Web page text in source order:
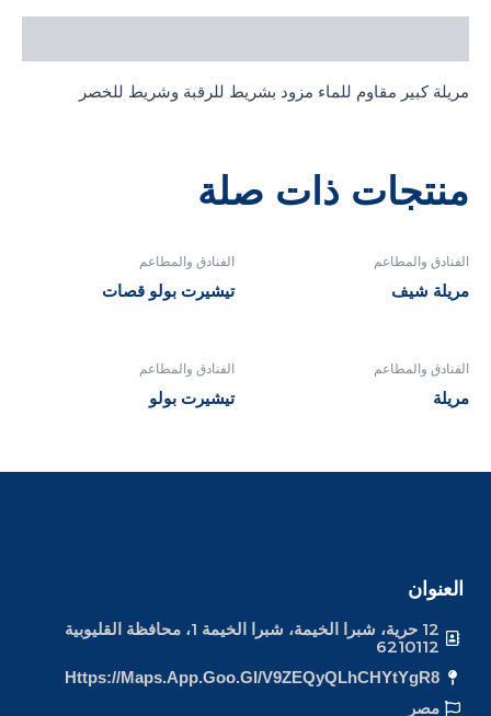
مريلة كبير مقاوم للماء مزود بشريط للرقبة وشريط للخصر
منتجات ذات صلة
الفنادق والمطاعم
مريلة شيف
الفنادق والمطاعم
تيشيرت بولو قصات
الفنادق والمطاعم
مريلة
الفنادق والمطاعم
تيشيرت بولو
العنوان
12 حرية، شبرا الخيمة، شبرا الخيمة 1، محافظة القليوبية
6210112
Https://maps.app.goo.gl/v9ZEQyQLhCHYtYgR8
مصر